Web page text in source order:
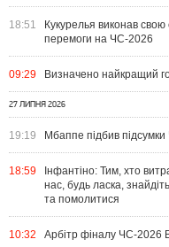
18:51
Кукурелья виконав
перемоги на ЧС-2026
09:29 Визначено найкращий
27 ЛИПНЯ 2026
19:19 Мбаппе підбив
18:59
Інфантіно: Тим, хто
нас, будь ласка,
та помолитися
10:32 Арбітр фіналу ЧС-2026